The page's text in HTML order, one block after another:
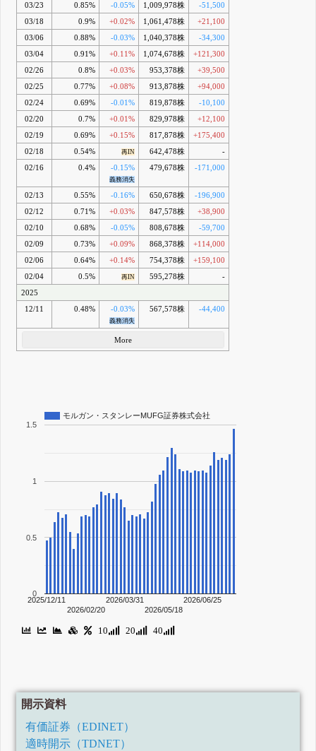
03/23
0.85% -0.05% 1,009,978株
-51,500
03/18
0.9% +0.02% 1,061,478株
+21,100
03/06
0.88% -0.03% 1,040,378株
-34,300
03/04
0.91% +0.11% 1,074,678株
+121,300
02/26
0.8% +0.03% 953,378株
+39,500
02/25
0.77% +0.08% 913,878株
+94,000
02/24
0.69% -0.01% 819,878株
-10,100
02/20
0.7% +0.01% 829,978株
+12,100
02/19
0.69% +0.15% 817,878株
+175,400
02/18
0.54% 再IN 642,478株
-
02/16
0.4% -0.15%
義務消失
479,678株 -171,000
02/13 0.55% -0.16% 650,678株
-196,900
02/12
0.71% +0.03% 847,578株
+38,900
02/10
0.68% -0.05% 808,678株
-59,700
02/09
0.73% +0.09% 868,378株
+114,000
02/06
0.64% +0.14% 754,378株
+159,100
02/04
0.5% 再IN 595,278株
-
2025
12/11
0.48% -0.03%
義務消失
567,578株 -44,400
More
モルガン・スタンレーMUFG証券株式会社
2025/12/11
2026/02/20
2026/03/31
2026/05/18
2026/06/25
0
0.5
1
1.5
10 20 40
開示資料
有価証券（EDINET）
適時開示（TDNET）